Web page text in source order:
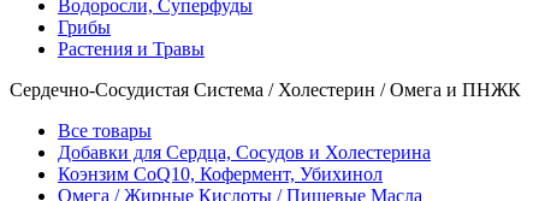
Водоросли, Суперфуды
Грибы
Растения и Травы
Сердечно-Сосудистая Система / Холестерин / Омега и ПНЖК
Все товары
Добавки для Сердца, Сосудов и Холестерина
Коэнзим CoQ10, Кофермент, Убихинол
Омега / Жирные Кислоты / Пищевые Масла